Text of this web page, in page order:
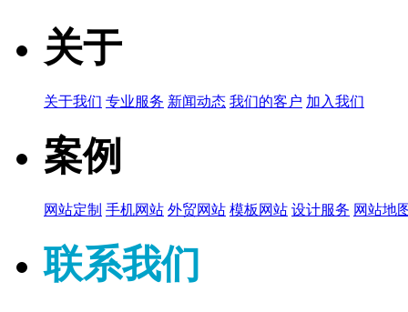
关于
关于我们 专业服务 新闻动态 我们的客户 加入我们
案例
网站定制 手机网站 外贸网站 模板网站 设计服务 网站地
联系我们